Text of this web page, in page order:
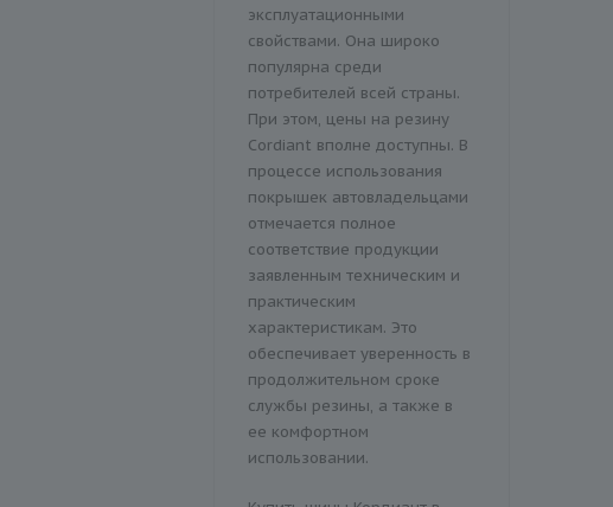
эксплуатационными
свойствами. Она широко
популярна среди
потребителей всей страны.
При этом, цены на резину
Сordiant вполне доступны. В
процессе использования
покрышек автовладельцами
отмечается полное
соответствие продукции
заявленным техническим и
практическим
характеристикам. Это
обеспечивает уверенность в
продолжительном сроке
службы резины, а также в
ее комфортном
использовании.